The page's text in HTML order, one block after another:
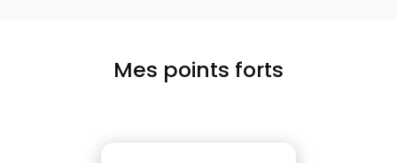
Mes points forts